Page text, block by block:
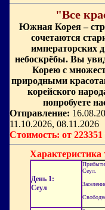
"Все
Южная Корея –
сочетаются
императорских
небоскрёбы. Вы
Корею с
природными
корейского
попробуете
Отправление:
11.10.2026, 08.11.2026
Стоимость: от 223351
Характеристика
День 1:
Сеул
Сеул.